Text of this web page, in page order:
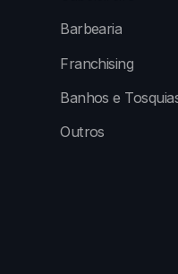
Barbearia
Franchising
Banhos e
Outros